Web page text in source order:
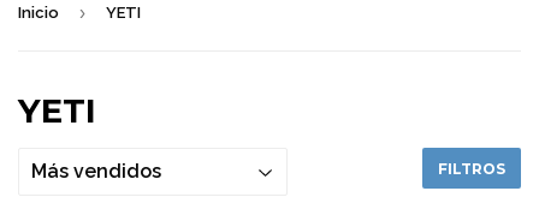
Inicio › YETI
YETI
FILTROS